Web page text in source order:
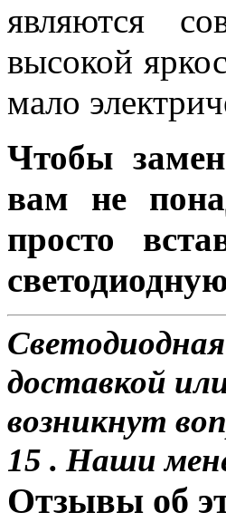
являются
высокой
мало
Чтобы
вам не
просто
доставкой
возникнут
15 . Наши
Отзывы об